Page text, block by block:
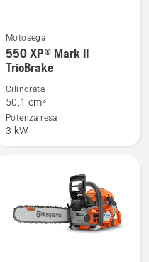
Vedi
maggiori
dettagli
su
550 XP®
Mark
Motosega
550 XP® Mark II
TrioBrake
Cilindrata
50,1 cm³
Potenza resa
3 kW